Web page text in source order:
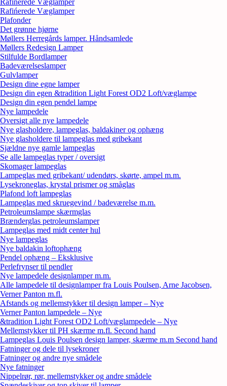
Rafińerede Væglamper
Rafińerede Væglamper
Plafonder
Det grønne hjørne
Møllers Herregårds lamper. Håndsamlede
Møllers Redesign Lamper
Stilfulde Bordlamper
Badeværelseslamper
Gulvlamper
Design dine egne lamper
Design din egen &tradition Light Forest OD2 Loft/væglampe
Design din egen pendel lampe
Nye lampedele
Oversigt alle nye lampedele
Nye glasholdere, lampeglas, baldakiner og ophæng
Nye glasholdere til lampeglas med gribekant
Sjældne nye gamle lampeglas
Se alle lampeglas typer / oversigt
Skomager lampeglas
Lampeglas med gribekant/ udendørs, skørte, ampel m.m.
Lysekroneglas, krystal prismer og småglas
Plafond loft lampeglas
Lampeglas med skruegevind / badeværelse m.m.
Petroleumslampe skærmglas
Brænderglas petroleumslamper
Lampeglas med midt center hul
Nye lampeglas
Nye baldakin loftophæng
Pendel ophæng – Eksklusive
Perlefrynser til pendler
Nye lampedele designlamper m.m.
Alle lampedele til designlamper fra Louis Poulsen, Arne Jacobsen,
Verner Panton m.fl.
Afstands og mellemstykker til design lamper – Nye
Verner Panton lampedele – Nye
&tradition Light Forest OD2 Loft/væglampedele – Nye
Mellemstykker til PH skærme m.fl. Second hand
Lampeglas Louis Poulsen design lamper, skærme m.m Second hand
Fatninger og dele til lysekroner
Fatninger og andre nye smådele
Nye fatninger
Nippelrør, rør, mellemstykker og andre smådele